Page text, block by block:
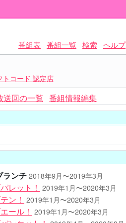
番組表 番組一覧 検索 ヘルプ
トコード 認定店
送回の一覧 番組情報編集
ランチ 2018年9月〜2019年3月
レット！ 2019年1月〜2020年3月
ン！ 2019年1月〜2020年3月
ール！ 2019年1月〜2020年3月